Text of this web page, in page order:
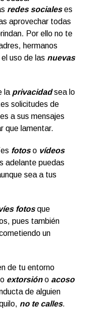
redes sociales es
aprovechar todas
Por ello no te
hermanos
uso de las nuevas
la privacidadsea lo
solicitudes de
a sus mensajes
que lamentar.
fotoso vídeos
adelante puedas
sea a tus
fotosque
pues también
un
de tu entorno
extorsióno acoso
de alguien
no te calles.